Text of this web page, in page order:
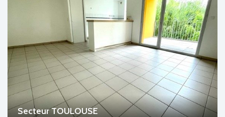
Secteur TOULOUSE